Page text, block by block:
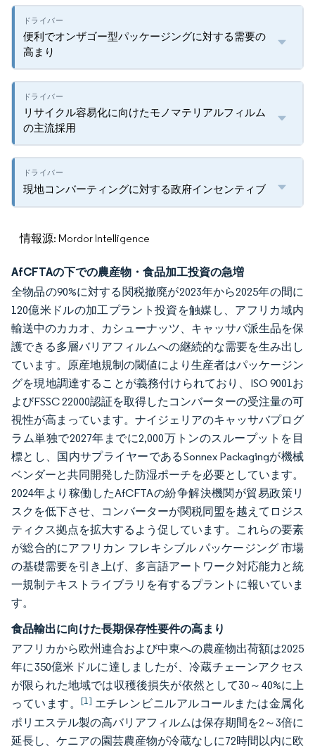
便利でオンザゴー型パッケージングに対する需要の
高まり
リサイクル容易化に向けたモノマテリアルフィルム
の主流採用
現地コンバーティングに対する政府インセンティブ
情報源: Mordor Intelligence
AfCFTAの下での農産物・食品加工投資の急増
全物品の90%に対する関税撤廃が2023年から2025年の間に
120億米ドルの加工プラント投資を触媒し、アフリカ域内
輸送中のカカオ、カシューナッツ、キャッサバ派生品を保
護できる多層バリアフィルムへの継続的な需要を生み出し
ています。原産地規制の閾値により生産者はパッケージン
グを現地調達することが義務付けられており、ISO 9001お
よびFSSC 22000認証を取得したコンバーターの受注量の可
視性が高まっています。ナイジェリアのキャッサバプログ
ラム単独で2027年までに2,000万トンのスループットを目
標とし、国内サプライヤーであるSonnex Packagingが機械
ベンダーと共同開発した防湿ポーチを必要としています。
2024年より稼働したAfCFTAの紛争解決機関が貿易政策リ
スクを低下させ、コンバーターが関税同盟を越えてロジス
ティクス拠点を拡大するよう促しています。これらの要素
が総合的にアフリカン フレキシブル パッケージング 市場
の基礎需要を引き上げ、多言語アートワーク対応能力と統
一規制テキストライブラリを有するプラントに報いていま
す。
食品輸出に向けた長期保存性要件の高まり
アフリカから欧州連合および中東への農産物出荷額は2025
年に350億米ドルに達しましたが、冷蔵チェーンアクセス
が限られた地域では収穫後損失が依然として30～40%に上
っています。[1] エチレンビニルアルコールまたは金属化
ポリエステル製の高バリアフィルムは保存期間を2～3倍に
延長し、ケニアの園芸農産物が冷蔵なしに72時間以内に欧